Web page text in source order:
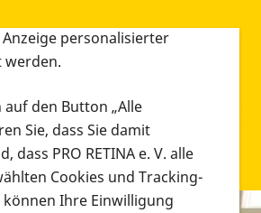
personalisierter
werden.
den Button „Alle
Sie, dass Sie damit
dass PRO RETINA e. V. alle
Cookies und Tracking-
können Ihre Einwilligung